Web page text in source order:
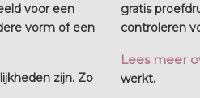
voor een
vorm of een
zijn. Zo
gratis
controleren
Lees meer
werkt.